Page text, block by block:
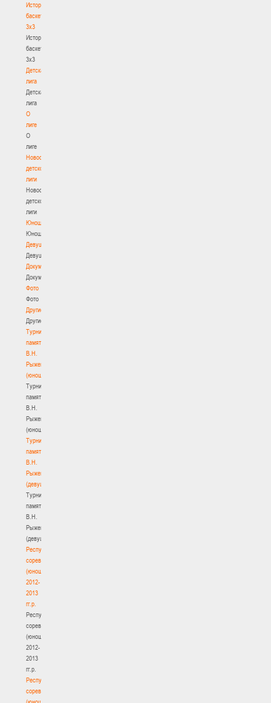
История
баскетбола
3х3
История
баскетбола
3х3
Детская
лига
Детская
лига
О
лиге
О
лиге
Новости
детской
лиги
Новости
детской
лиги
Юноши
Юноши
Девушки
Девушки
Документы
Документы
Фото
Фото
Другие
Другие
Турнир
памяти
В.Н.
Рыженкова
(юноши)
Турнир
памяти
В.Н.
Рыженкова
(юноши)
Турнир
памяти
В.Н.
Рыженкова
(девушки)
Турнир
памяти
В.Н.
Рыженкова
(девушки)
Республиканские
соревнования
(юноши)
2012-
2013
гг.р.
Республиканские
соревнования
(юноши)
2012-
2013
гг.р.
Республиканские
соревнования
(юноши)